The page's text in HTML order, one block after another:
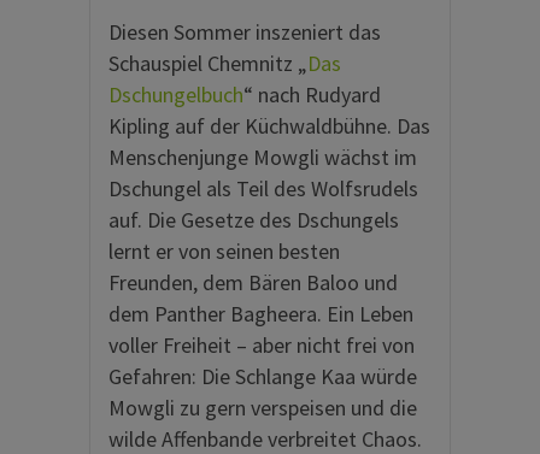
Diesen Sommer inszeniert das
Schauspiel Chemnitz „Das
Dschungelbuch“ nach Rudyard
Kipling auf der Küchwaldbühne. Das
Menschenjunge Mowgli wächst im
Dschungel als Teil des Wolfsrudels
auf. Die Gesetze des Dschungels
lernt er von seinen besten
Freunden, dem Bären Baloo und
dem Panther Bagheera. Ein Leben
voller Freiheit – aber nicht frei von
Gefahren: Die Schlange Kaa würde
Mowgli zu gern verspeisen und die
wilde Affenbande verbreitet Chaos.